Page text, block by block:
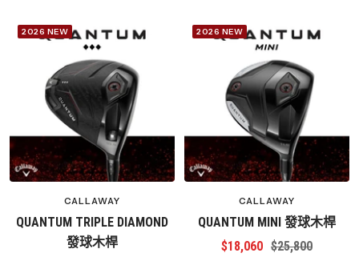
2026 NEW
CALLAWAY
QUANTUM TRIPLE DIAMOND
發球木桿
2026 NEW
CALLAWAY
QUANTUM MINI 發球木桿
特
$18,060 原
$25,800